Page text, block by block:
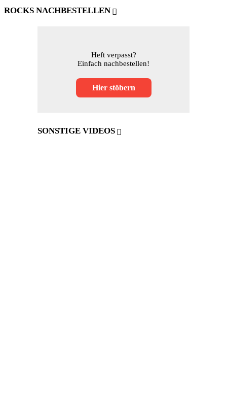
ROCKS NACHBESTELLEN
Heft verpasst?
Einfach nachbestellen!
Hier stöbern
SONSTIGE VIDEOS